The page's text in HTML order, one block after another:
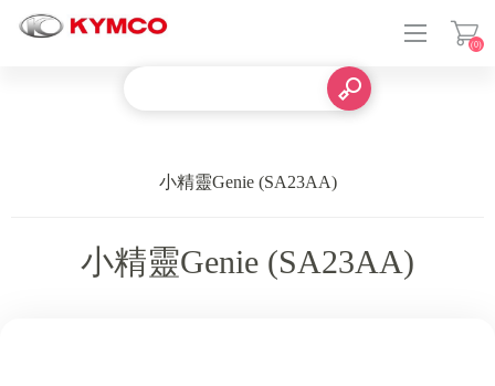
(0)
小精靈Genie (SA23AA)
小精靈Genie (SA23AA)